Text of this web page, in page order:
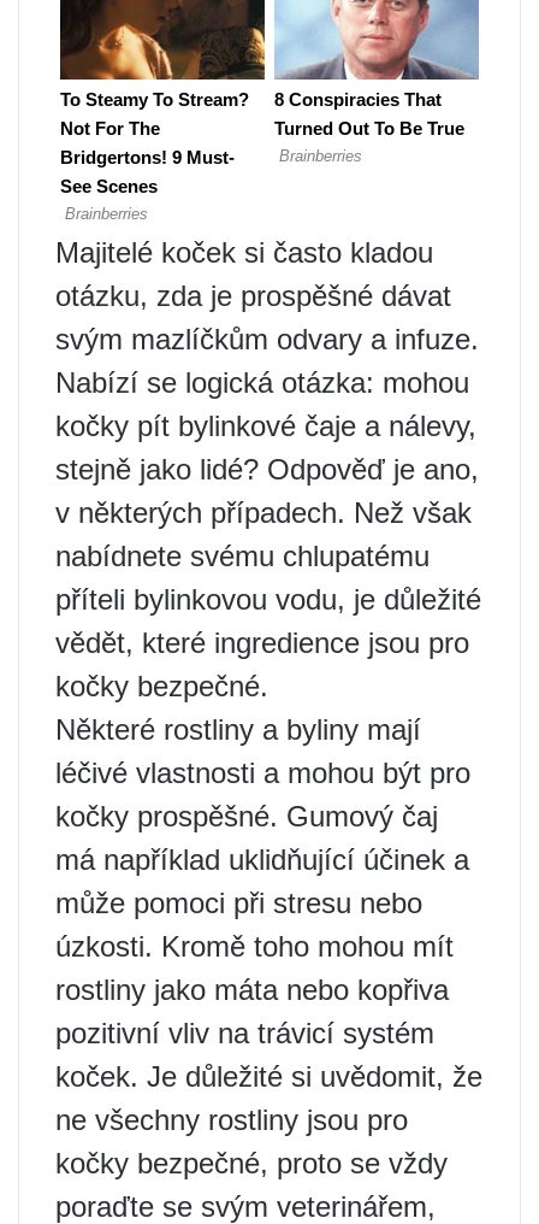
Majitelé koček si často kladou
otázku, zda je prospěšné dávat
svým mazlíčkům odvary a infuze.
Nabízí se logická otázka: mohou
kočky pít bylinkové čaje a nálevy,
stejně jako lidé? Odpověď je ano,
v některých případech. Než však
nabídnete svému chlupatému
příteli bylinkovou vodu, je důležité
vědět, které ingredience jsou pro
kočky bezpečné.
Některé rostliny a byliny mají
léčivé vlastnosti a mohou být pro
kočky prospěšné. Gumový čaj
má například uklidňující účinek a
může pomoci při stresu nebo
úzkosti. Kromě toho mohou mít
rostliny jako máta nebo kopřiva
pozitivní vliv na trávicí systém
koček. Je důležité si uvědomit, že
ne všechny rostliny jsou pro
kočky bezpečné, proto se vždy
poraďte se svým veterinářem,